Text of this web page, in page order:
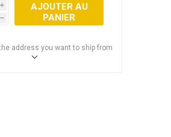
i
h
AJOUTER AU
PANIER
address you want to ship from